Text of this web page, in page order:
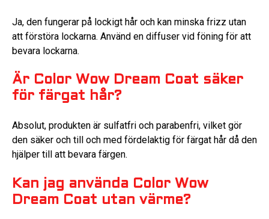
Ja, den fungerar på lockigt hår och kan minska frizz utan
att förstöra lockarna. Använd en diffuser vid föning för att
bevara lockarna.
Är Color Wow Dream Coat säker
för färgat hår?
Absolut, produkten är sulfatfri och parabenfri, vilket gör
den säker och till och med fördelaktig för färgat hår då den
hjälper till att bevara färgen.
Kan jag använda Color Wow
Dream Coat utan värme?